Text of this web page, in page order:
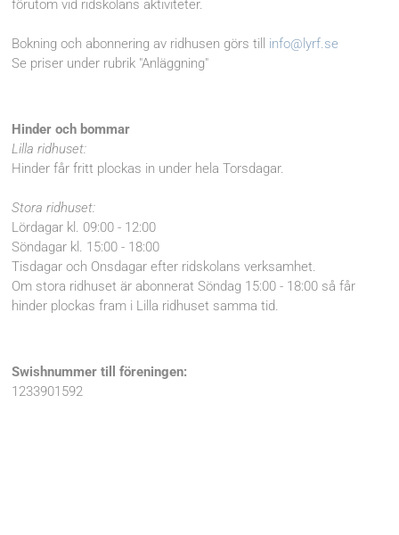
förutom vid ridskolans aktiviteter.
Bokning och abonnering av ridhusen görs till info@lyrf.se
Se priser under rubrik "Anläggning"
Hinder och bommar
Lilla ridhuset:
Hinder får fritt plockas in under hela Torsdagar.
Stora ridhuset:
Lördagar kl. 09:00 - 12:00
Söndagar kl. 15:00 - 18:00
Tisdagar och Onsdagar efter ridskolans verksamhet.
Om stora ridhuset är abonnerat Söndag 15:00 - 18:00 så får
hinder plockas fram i Lilla ridhuset samma tid.
Swishnummer till föreningen:
1233901592